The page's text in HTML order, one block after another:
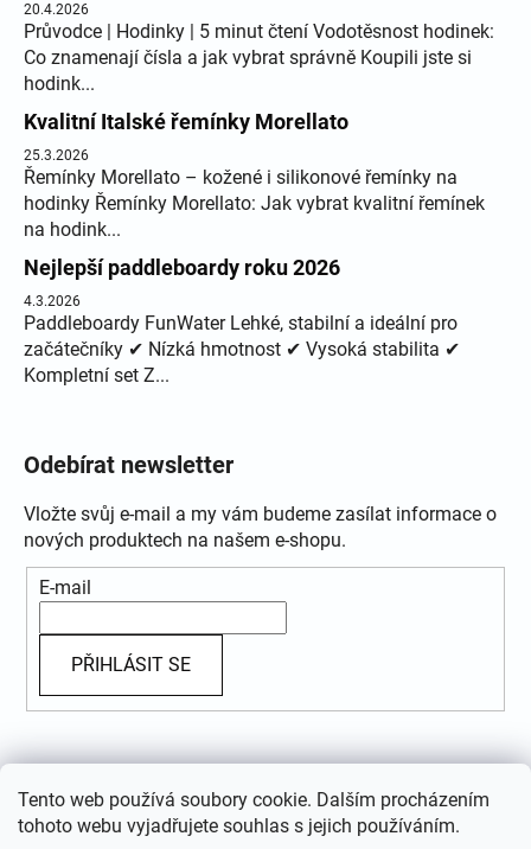
Tento web používá soubory cookie. Dalším procházením
tohoto webu vyjadřujete souhlas s jejich používáním.
20.4.2026
Průvodce | Hodinky | 5 minut čtení Vodotěsnost hodinek:
Co znamenají čísla a jak vybrat správně Koupili jste si
hodink...
Kvalitní Italské řemínky Morellato
25.3.2026
Řemínky Morellato – kožené i silikonové řemínky na
hodinky Řemínky Morellato: Jak vybrat kvalitní řemínek
na hodink...
Nejlepší paddleboardy roku 2026
4.3.2026
Paddleboardy FunWater Lehké, stabilní a ideální pro
začátečníky ✔ Nízká hmotnost ✔ Vysoká stabilita ✔
Kompletní set Z...
Odebírat newsletter
Vložte svůj e-mail a my vám budeme zasílat informace o
nových produktech na našem e-shopu.
E-mail
PŘIHLÁSIT SE